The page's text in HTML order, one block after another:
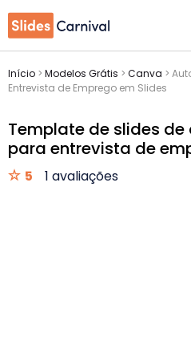
Início > Modelos Grátis > Canva >
Entrevista de Emprego em Slides
Template de slides
para entrevista de
5 1 avaliações